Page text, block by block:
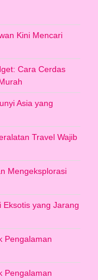
Kini Mencari
Cara Cerdas
Asia yang
Travel Wajib
Mengeksplorasi
Eksotis yang Jarang
Pengalaman
Pengalaman